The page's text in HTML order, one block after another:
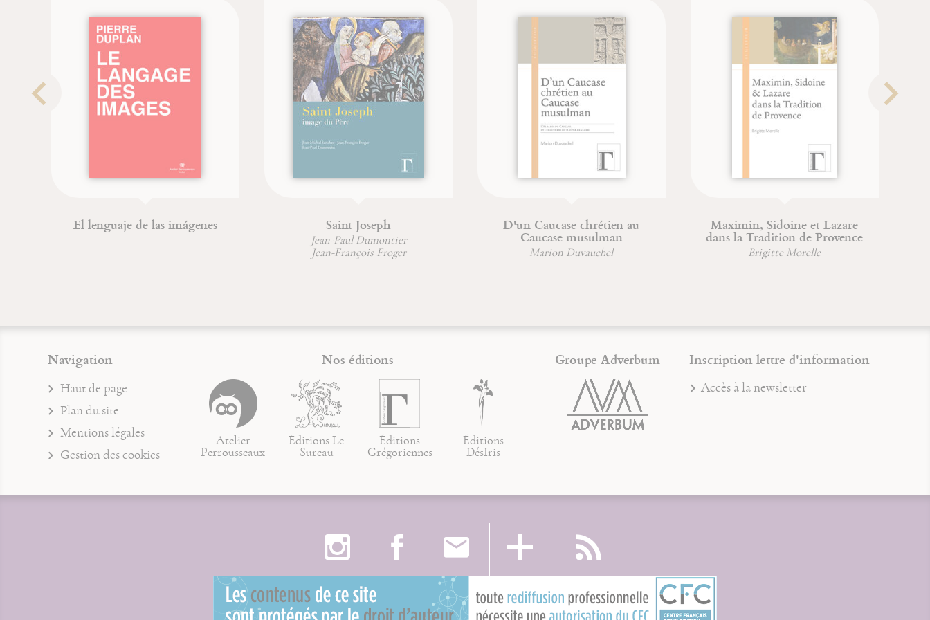
El lenguaje de las imágenes Saint Joseph
Jean-Paul Dumontier
Jean-François Froger
D'un Caucase chrétien au
Caucase musulman
Marion Duvauchel
Maximin, Sidoine et Lazare
dans la Tradition de Provence
Brigitte Morelle
Navigation
Haut de page
Plan du site
Mentions légales
Gestion des cookies
Nos éditions
Atelier
Perrousseaux
Éditions Le
Sureau
Éditions
Grégoriennes
Éditions
DésIris
Groupe Adverbum Inscription lettre d'information
Accès à la newsletter